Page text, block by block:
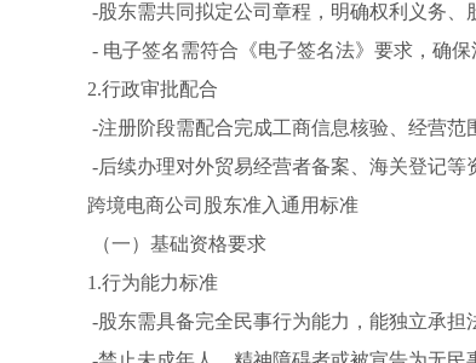
-股东需共同拟定公司章程，明确权利义务、
- 电子签名需符合《电子签名法》要求，确保
2.行政审批配合
-注册阶段需配合完成工商信息核验、经营范
-后续办理对外贸易经营者备案、海关登记等
跨境电商公司股东准入通用标准
（一）基础资格要求
1.行为能力标准
-股东需具备完全民事行为能力，能独立承担